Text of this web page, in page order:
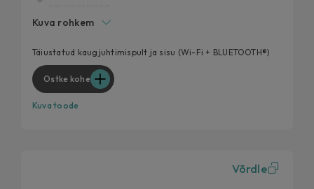
20 aasta jooksul testitud
Sinu lemmikpesutsükkel, nüüd veelgi tõhusam
Eemalda 99% igapäevastest plekkidest
Kuva rohkem
Täiustatud kaugjuhtimispult ja sisu (Wi-Fi + BLUETOOTH®)
Ostke kohe
Kuva toode
Võrdle